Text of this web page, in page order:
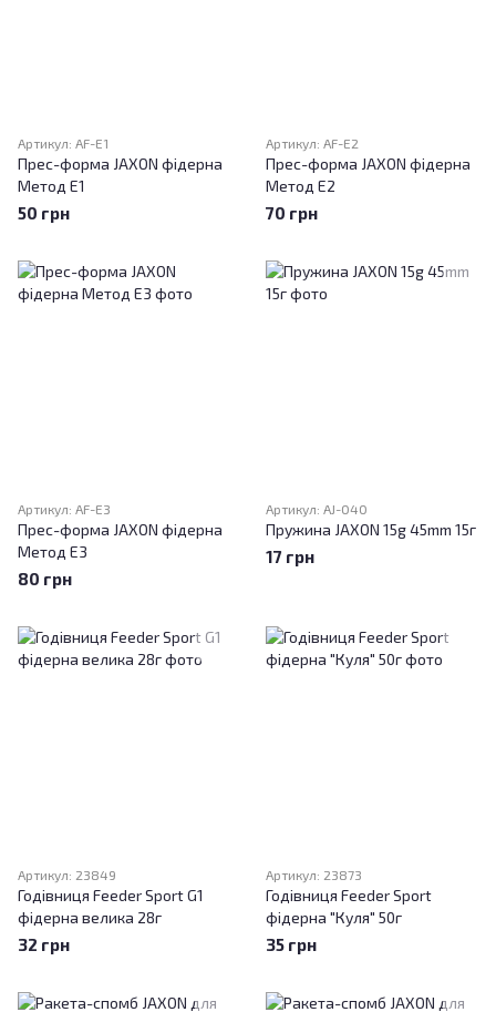
Артикул: AF-E1
Прес-форма JAXON фідерна
Метод E1
50 грн
Артикул: AF-E2
Прес-форма JAXON фідерна
Метод E2
70 грн
Артикул: AF-E3
Прес-форма JAXON фідерна
Метод E3
80 грн
Артикул: AJ-040
Пружина JAXON 15g 45mm 15г
17 грн
Артикул: 23849
Годівниця Feeder Sport G1
фідерна велика 28г
32 грн
Артикул: 23873
Годівниця Feeder Sport
фідерна "Куля" 50г
35 грн